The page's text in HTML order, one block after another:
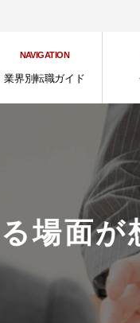
NAVIGATION
業界別転職ガイド
場面が